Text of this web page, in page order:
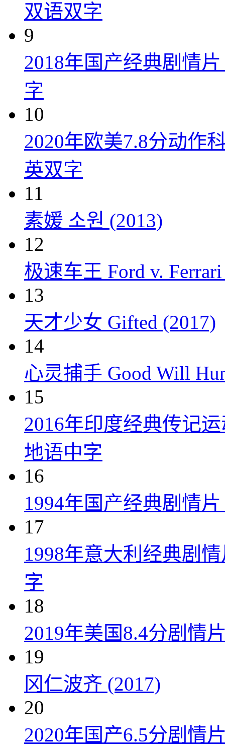
双语双字
9
2018年国产经典剧情
字
10
2020年欧美7.8分动作
英双字
11
素媛 소원 (2013)
12
极速车王 Ford v.
13
天才少女 Gifted (2017)
14
心灵捕手 Good Will
15
2016年印度经典传记
地语中字
16
1994年国产经典剧情
17
1998年意大利经典剧
字
18
2019年美国8.4分剧情
19
冈仁波齐 (2017)
20
2020年国产6.5分剧情